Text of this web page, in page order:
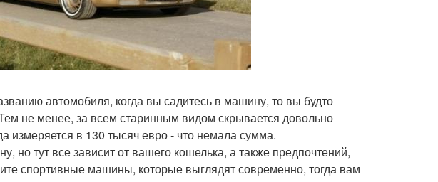
автомобиля, когда вы садитесь в машину, то вы будто
не менее, за всем старинным видом скрывается довольно
измеряется в 130 тысяч евро - что немала сумма.
но тут все зависит от вашего кошелька, а также предпочтений,
спортивные машины, которые выглядят современно, тогда вам